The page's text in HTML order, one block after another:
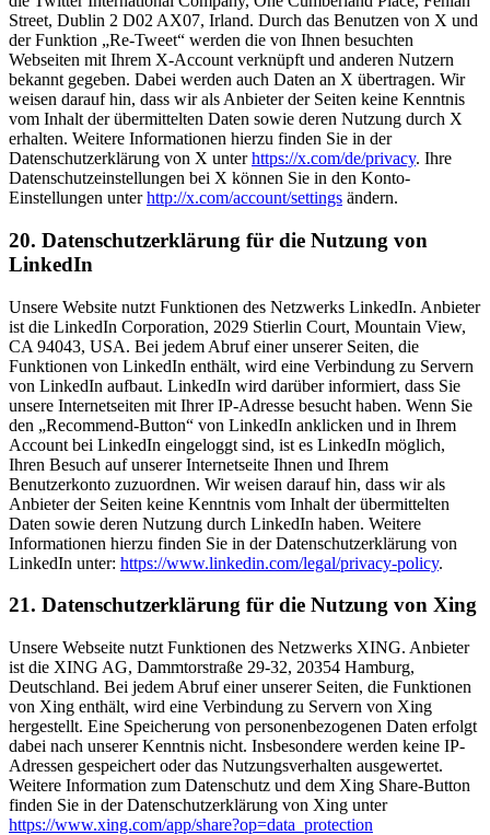
Street, Dublin 2 D02 AX07, Irland. Durch das Benutzen von X und
der Funktion „Re-Tweet“ werden die von Ihnen besuchten
Webseiten mit Ihrem X-Account verknüpft und anderen Nutzern
bekannt gegeben. Dabei werden auch Daten an X übertragen. Wir
weisen darauf hin, dass wir als Anbieter der Seiten keine Kenntnis
vom Inhalt der übermittelten Daten sowie deren Nutzung durch X
erhalten. Weitere Informationen hierzu finden Sie in der
Datenschutzerklärung von X unterhttps://x.com/de/privacy. Ihre
Datenschutzeinstellungen bei X können Sie in den Konto-
Einstellungen unterhttp://x.com/account/settings ändern.
20. Datenschutzerklärung für die Nutzung von
LinkedIn
Unsere Website nutzt Funktionen des Netzwerks LinkedIn. Anbieter
ist die LinkedIn Corporation, 2029 Stierlin Court, Mountain View,
CA 94043, USA. Bei jedem Abruf einer unserer Seiten, die
Funktionen von LinkedIn enthält, wird eine Verbindung zu Servern
von LinkedIn aufbaut. LinkedIn wird darüber informiert, dass Sie
unsere Internetseiten mit Ihrer IP-Adresse besucht haben. Wenn Sie
den „Recommend-Button“ von LinkedIn anklicken und in Ihrem
Account bei LinkedIn eingeloggt sind, ist es LinkedIn möglich,
Ihren Besuch auf unserer Internetseite Ihnen und Ihrem
Benutzerkonto zuzuordnen. Wir weisen darauf hin, dass wir als
Anbieter der Seiten keine Kenntnis vom Inhalt der übermittelten
Daten sowie deren Nutzung durch LinkedIn haben. Weitere
Informationen hierzu finden Sie in der Datenschutzerklärung von
LinkedIn unter: https://www.linkedin.com/legal/privacy-policy.
21. Datenschutzerklärung für die Nutzung von Xing
Unsere Webseite nutzt Funktionen des Netzwerks XING. Anbieter
ist die XING AG, Dammtorstraße 29-32, 20354 Hamburg,
Deutschland. Bei jedem Abruf einer unserer Seiten, die Funktionen
von Xing enthält, wird eine Verbindung zu Servern von Xing
hergestellt. Eine Speicherung von personenbezogenen Daten erfolgt
dabei nach unserer Kenntnis nicht. Insbesondere werden keine IP-
Adressen gespeichert oder das Nutzungsverhalten ausgewertet.
Weitere Information zum Datenschutz und dem Xing Share-Button
finden Sie in der Datenschutzerklärung von Xing unter
https://www.xing.com/app/share?op=data_protection